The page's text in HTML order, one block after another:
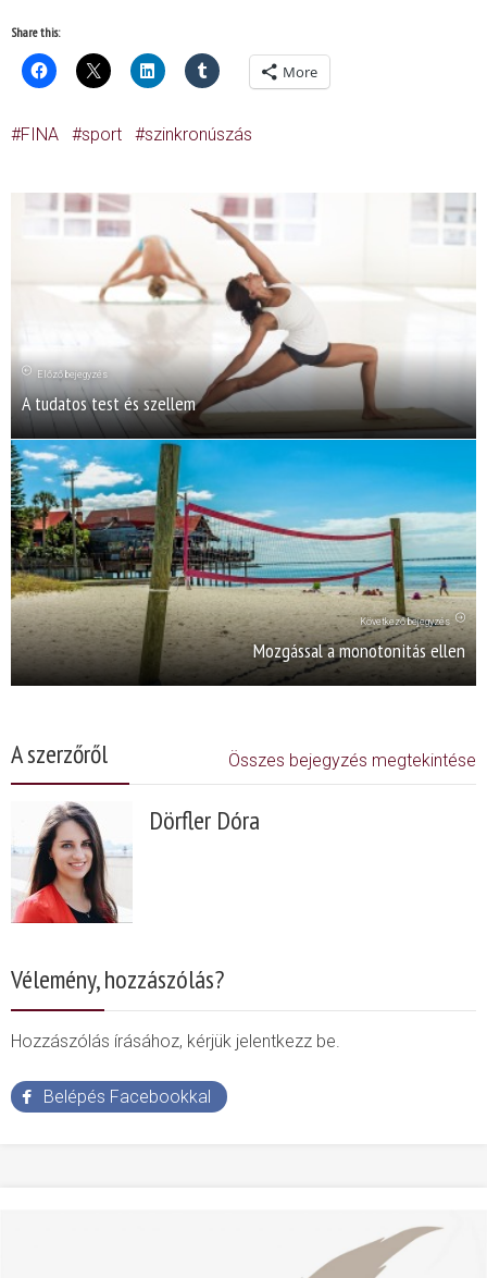
Share this:
More
FINA sport szinkronúszás
Előző bejegyzés
A tudatos test és szellem
Következő bejegyzés
Mozgással a monotonitás ellen
A szerzőről Összes bejegyzés megtekintése
Dörfler Dóra
Vélemény, hozzászólás?
Hozzászólás írásához, kérjük jelentkezz be.
Belépés Facebookkal